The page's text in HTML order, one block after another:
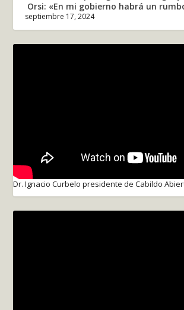
Orsi: «En mi gobierno habrá un
septiembre 17, 2024
Dr. Ignacio Curbelo presidente de Cabildo